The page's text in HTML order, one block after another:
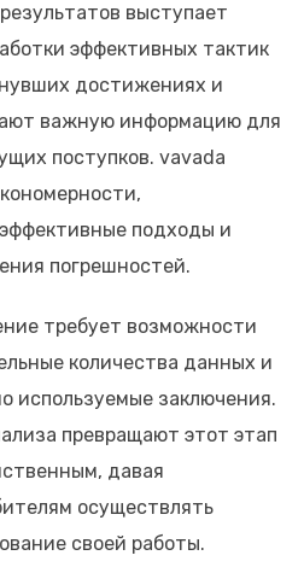
выступает
эффективных тактик
достижениях и
важную информацию для
поступков. vavada
подходы и
погрешностей.
требует возможности
количества данных и
используемые заключения.
превращают этот этап
давая
осуществлять
своей работы.